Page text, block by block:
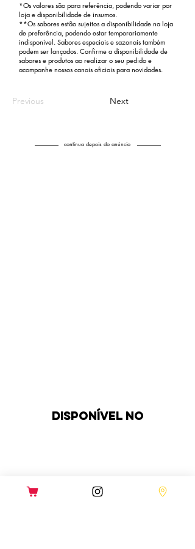
*Os valores são para referência, podendo variar por
loja e disponibilidade de insumos.
**Os sabores estão sujeitos a disponibilidade na loja
de preferência, podendo estar temporariamente
indisponível. Sabores especiais e sazonais também
podem ser lançados. Confirme a disponibilidade de
sabores e produtos ao realizar o seu pedido e
acompanhe nossos canais oficiais para novidades.
Previous Next
continua depois do anúncio
DISPONÍVEL NO